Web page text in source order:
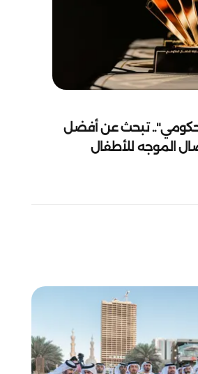
تبحث عن أفضل
الموجه للأطفال